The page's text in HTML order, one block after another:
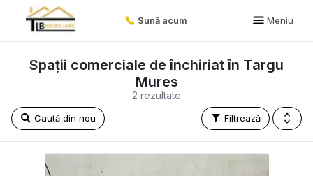
Sună acum Meniu
2 rezultate
Spații comerciale de închiriat în Targu
Mures
Filtrează
Caută din nou